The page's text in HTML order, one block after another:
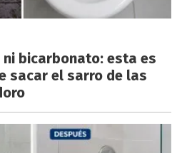
ni bicarbonato: esta es
sacar el sarro de las